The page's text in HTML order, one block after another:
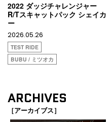
2022 ダッジチャレンジャー
R/Tスキャットパック シェイカ
ー
2026.05.26
TEST RIDE
BUBU / ミツオカ
ARCHIVES
［アーカイブス］